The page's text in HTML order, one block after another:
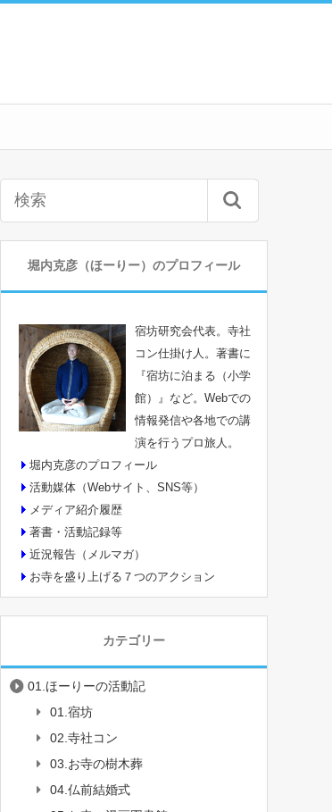
堀内克彦（ほーりー）のプロフィール
宿坊研究会代表。寺社
コン仕掛け人。著書に
『宿坊に泊まる（小学
館）』など。Webでの
情報発信や各地での講
演を行うプロ旅人。
堀内克彦のプロフィール
活動媒体（Webサイト、SNS等）
メディア紹介履歴
著書・活動記録等
近況報告（メルマガ）
お寺を盛り上げる７つのアクション
カテゴリー
01.ほーりーの活動記
01.宿坊
02.寺社コン
03.お寺の樹木葬
04.仏前結婚式